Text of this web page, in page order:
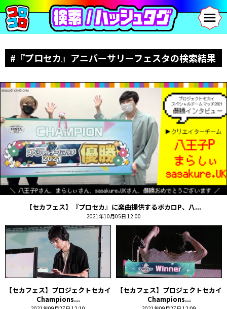
#『プロセカ』アニバーサリーフェスタの検索結果
【セカフェス】『プロセカ』に楽曲提供するボカロP、八...
2021年10月05日 12:00
【セカフェス】プロジェクトセカイ
Champions...
【セカフェス】プロジェクトセカイ
Champions...